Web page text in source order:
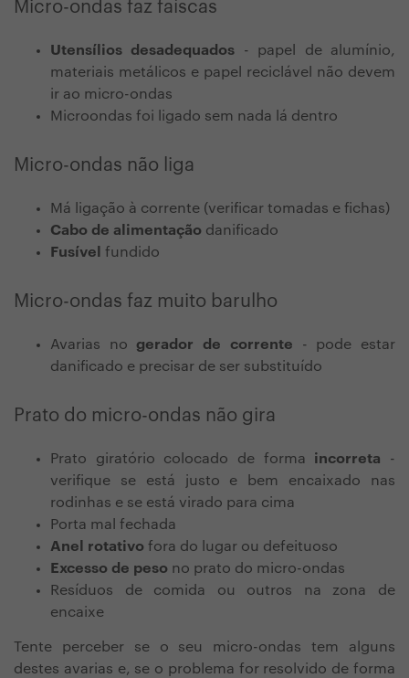
Micro-ondas faz faíscas
Utensílios desadequados - papel de alumínio,
materiais metálicos e papel reciclável não devem
ir ao micro-ondas
Microondas foi ligado sem nada lá dentro
Micro-ondas não liga
Má ligação à corrente (verificar tomadas e fichas)
Cabo de alimentação danificado
Fusível
fundido
Micro-ondas faz muito barulho
Avarias no gerador de corrente - pode estar
danificado e precisar de ser substituído
Prato do micro-ondas não gira
Prato giratório colocado de forma incorreta -
verifique se está justo e bem encaixado nas
rodinhas e se está virado para cima
Porta mal fechada
Anel rotativo fora do lugar ou defeituoso
Excesso de peso no prato do micro-ondas
Resíduos de comida ou outros na zona de
encaixe
Tente perceber se o seu micro-ondas tem alguns
destes avarias e, se o problema for resolvido de forma